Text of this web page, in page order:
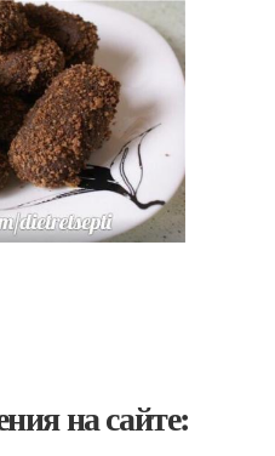
на сайте: